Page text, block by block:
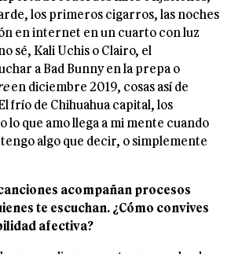
los primeros cigarros, las noches
en internet en un cuarto con luz
sé, Kali Uchis o Clairo, el
a Bad Bunny en la prepa o
en diciembre 2019, cosas así de
frío de Chihuahua capital, los
lo que amo llega a mi mente cuando
algo que decir, o simplemente
acompañan procesos
te escuchan. ¿Cómo convives
afectiva?